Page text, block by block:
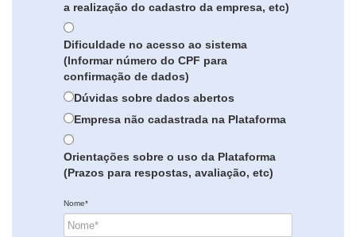
a realização do cadastro da empresa, etc)
Dificuldade no acesso ao sistema
(Informar número do CPF para
confirmação de dados)
Dúvidas sobre dados abertos
Empresa não cadastrada na Plataforma
Orientações sobre o uso da Plataforma
(Prazos para respostas, avaliação, etc)
Nome*